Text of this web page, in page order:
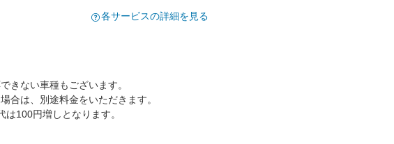
各サービスの詳細を見る
きない車種もございます。
合は、別途料金をいただきます。
は100円増しとなります。